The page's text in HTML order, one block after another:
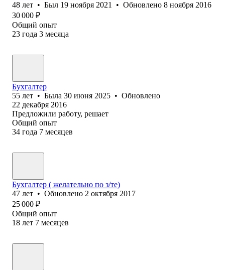
48 лет • Был 19 ноября 2021 • Обновлено 8 ноября 2016
30 000 ₽
Общий опыт
23 года 3 месяца
Бухгалтер
55 лет • Была 30 июня 2025 • Обновлено
22 декабря 2016
Предложили работу, решает
Общий опыт
34 года 7 месяцев
Бухгалтер ( желательно по з/те)
47 лет • Обновлено 2 октября 2017
25 000 ₽
Общий опыт
18 лет 7 месяцев